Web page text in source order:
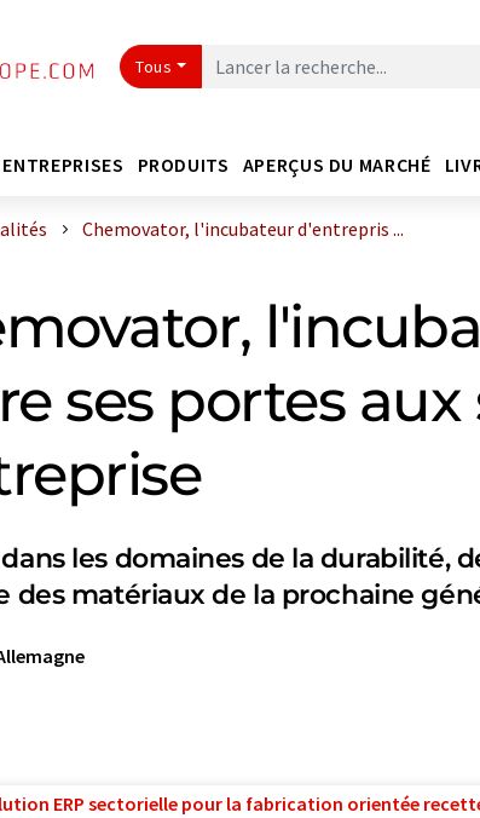
Tous
ENTREPRISES PRODUITS APERÇUS DU MARCHÉ
Chemovator, l'incubateur d'entrepris ...
ses portes
les domaines de la durabilité,
des matériaux de la prochaine
ERP sectorielle pour la fabrication orientée